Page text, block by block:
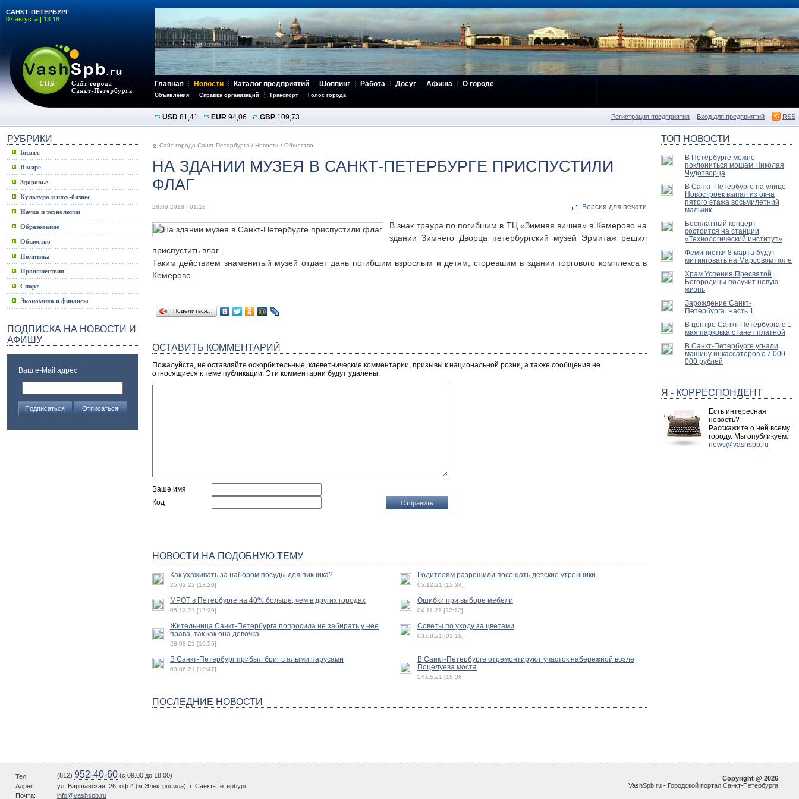
САНКТ-ПЕТЕРБУРГ
07 августа | 13:18
Главная Новости Каталог предприятий Шоппинг Работа Досуг Афиша О городе
Объявления Справка организаций Транспорт Голос города
USD 81,41 EUR 94,06 GBP 109,73 Регистрация предприятия Вход для предприятий RSS
РУБРИКИ
Бизнес
В мире
Здоровье
Культура и шоу-бизнес
Наука и технологии
Образование
Общество
Политика
Происшествия
Спорт
Экономика и финансы
ПОДПИСКА НА НОВОСТИ И
АФИШУ
Ваш e-Mail адрес
Сайт города Санкт-Петербурга / Новости / Общество
НА ЗДАНИИ МУЗЕЯ В САНКТ-ПЕТЕРБУРГЕ ПРИСПУСТИЛИ
ФЛАГ
28.03.2018 | 01:18 Версия для печати
В знак траура по погибшим в ТЦ «Зимняя вишня» в Кемерово на
здании Зимнего Дворца петербургский музей Эрмитаж решил
приспустить влаг.
Таким действием знаменитый музей отдает дань погибшим взрослым и детям, сгоревшим в здании торгового комплекса в
Кемерово.
Поделиться…
ОСТАВИТЬ КОММЕНТАРИЙ
Пожалуйста, не оставляйте оскорбительные, клеветнические комментарии, призывы к национальной розни, а также сообщения не
относящиеся к теме публикации. Эти комментарии будут удалены.
Ваше имя
Код
НОВОСТИ НА ПОДОБНУЮ ТЕМУ
Как ухаживать за набором посуды для пикника?
25.02.22 [13:20]
Родителям разрешили посещать детские утренники
05.12.21 [12:34]
МРОТ в Петербурге на 40% больше, чем в других городах
05.12.21 [12:29]
Ошибки при выборе мебели
04.11.21 [22:12]
Жительница Санкт-Петербурга попросила не забирать у нее
права, так как она девочка
28.08.21 [10:56]
Советы по уходу за цветами
03.08.21 [01:19]
В Санкт-Петербург прибыл бриг с алыми парусами
03.06.21 [18:47]
В Санкт-Петербурге отремонтируют участок набережной возле
Поцелуева моста
24.05.21 [15:36]
ПОСЛЕДНИЕ НОВОСТИ
ТОП НОВОСТИ
В Петербурге можно
поклониться мощам Николая
Чудотворца
В Санкт-Петербурге на улице
Новостроек выпал из окна
пятого этажа восьмилетний
мальчик
Бесплатный концерт
состоится на станции
«Технологический институт»
Феминистки 8 марта будут
митинговать на Марсовом поле
Храм Успения Пресвятой
Богородицы получит новую
жизнь
Зарождение Санкт-
Петербурга. Часть 1
В центре Санкт-Петербурга с 1
мая парковка станет платной
В Санкт-Петербурге угнали
машину инкассаторов с 7 000
000 рублей
Я - КОРРЕСПОНДЕНТ
Есть интересная
новость?
Расскажите о ней всему
городу. Мы опубликуем.
news@vashspb.ru
Тел: (812) 952-40-60 (c 09.00 до 18.00)
Адрес:
ул. Варшавская, 26, оф.4 (м.Электросила), г. Санкт-Петербург
Почта:
info@vashspb.ru
Copyright @ 2026
VashSpb.ru - Городской портал Санкт-Петербурга